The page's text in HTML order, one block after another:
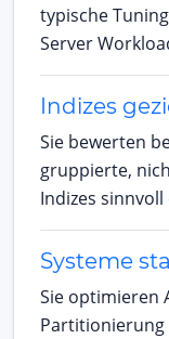
typische
Server
Indizes
Sie bewerten
gruppierte,
Indizes sinnvoll
Systeme
Sie optimieren